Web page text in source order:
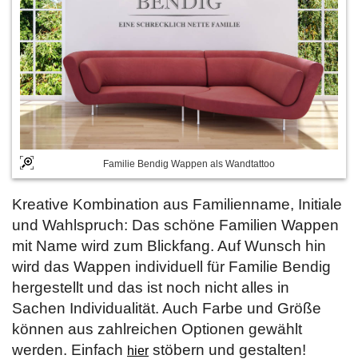
Familie Bendig Wappen als Wandtattoo
Kreative Kombination aus Familienname, Initiale
und Wahlspruch: Das schöne Familien Wappen
mit Name wird zum Blickfang. Auf Wunsch hin
wird das Wappen individuell für Familie Bendig
hergestellt und das ist noch nicht alles in
Sachen Individualität. Auch Farbe und Größe
können aus zahlreichen Optionen gewählt
werden. Einfach hier stöbern und gestalten!